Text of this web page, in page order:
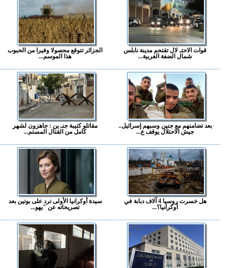
قوات الاحتـ لال تقتحم مدينة نابلس
شمال الضفة الغربية...
الجزائر تتوقع محصولا وفيرا من الحبوب
هذا الموسم...
بعد تضامنهم مع جنين وسبهم إسرائيل..
جيش الاحتلال يوقف ع...
مقاتلو كتيبة جنـ ين : جاهزون لشهر
كامل من القتال المستم...
هل خسرت روسيا 4 آلاف دبابة في
أوكرانيا؟...
سيدة أوكرانيا الأولى ترد على بوتين بعد
تصريحاته عن "يهو...